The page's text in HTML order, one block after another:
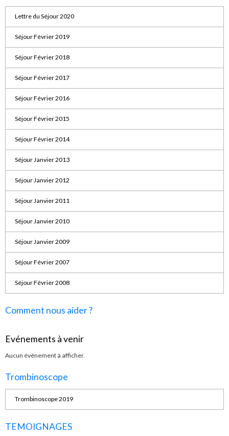
Lettre du Séjour 2020
Séjour Février 2019
Séjour Février 2018
Séjour Février 2017
Séjour Février 2016
Séjour Février 2015
Séjour Février 2014
Séjour Janvier 2013
Séjour Janvier 2012
Séjour Janvier 2011
Séjour Janvier 2010
Séjour Janvier 2009
Séjour Février 2007
Séjour Février 2008
Comment nous aider ?
Evénements à venir
Aucun évènement à afficher.
Trombinoscope
Trombinoscope 2019
TEMOIGNAGES